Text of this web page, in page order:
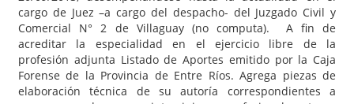
cargo de Juez –a cargo del despacho- del Juzgado Civil y
Comercial N° 2 de Villaguay (no computa). A fin de
acreditar la especialidad en el ejercicio libre de la
profesión adjunta Listado de Aportes emitido por la Caja
Forense de la Provincia de Entre Ríos. Agrega piezas de
elaboración técnica de su autoría correspondientes a